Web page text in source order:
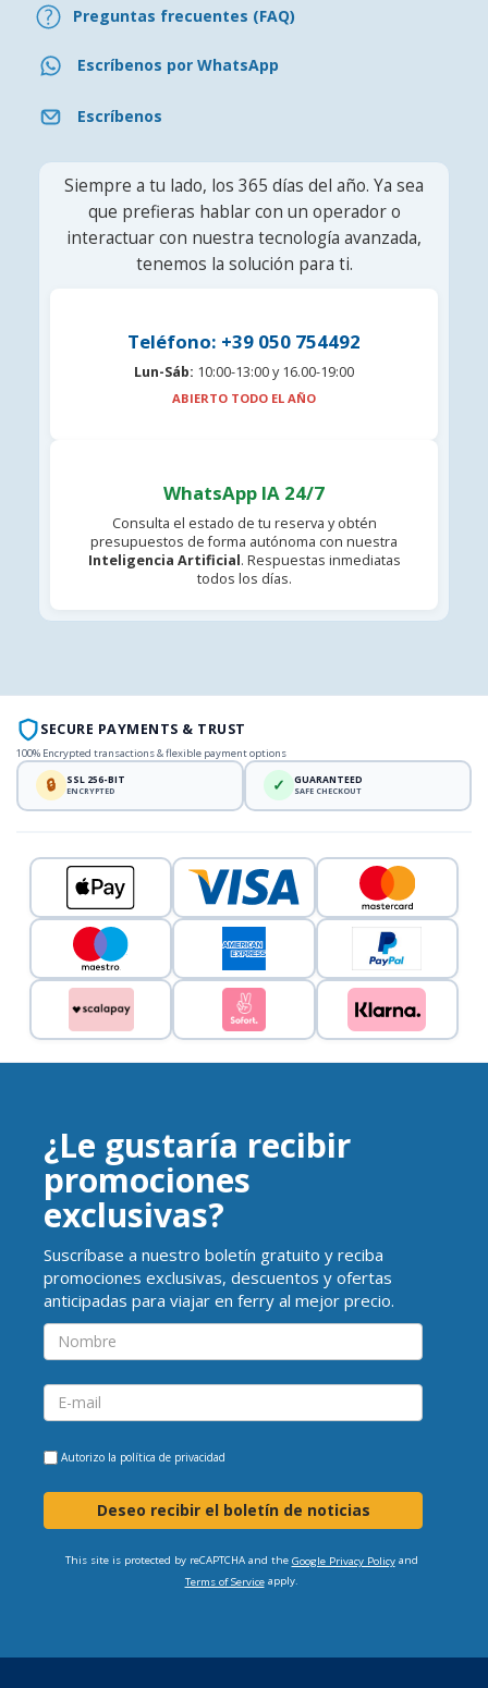
Preguntas frecuentes (FAQ)
Escríbenos por WhatsApp
Escríbenos
Siempre a tu lado, los 365 días del año. Ya sea
que prefieras hablar con un operador o
interactuar con nuestra tecnología avanzada,
tenemos la solución para ti.
Teléfono: +39 050 754492
Lun-Sáb: 10:00-13:00 y 16.00-19:00
ABIERTO TODO EL AÑO
WhatsApp IA 24/7
Consulta el estado de tu reserva y obtén
presupuestos de forma autónoma con nuestra
Inteligencia Artificial. Respuestas inmediatas
todos los días.
SECURE PAYMENTS & TRUST
100% Encrypted transactions & flexible payment options
🔒 SSL 256-BIT
ENCRYPTED ✓ GUARANTEED
SAFE CHECKOUT
¿Le gustaría recibir
promociones
exclusivas?
Suscríbase a nuestro boletín gratuito y reciba
promociones exclusivas, descuentos y ofertas
anticipadas para viajar en ferry al mejor precio.
Autorizo la política de privacidad
Deseo recibir el boletín de noticias
This site is protected by reCAPTCHA and the Google Privacy Policyand
Terms of Serviceapply.